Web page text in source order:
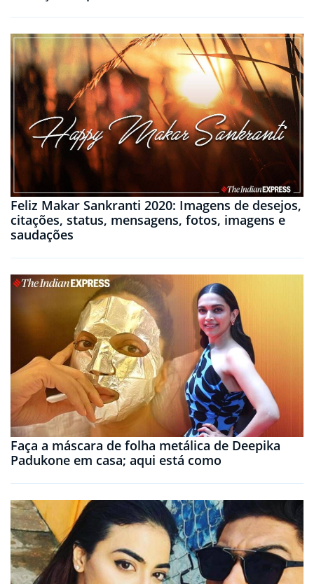
Feliz Makar Sankranti 2020: Imagens de desejos,
citações, status, mensagens, fotos, imagens e
saudações
Faça a máscara de folha metálica de Deepika
Padukone em casa; aqui está como